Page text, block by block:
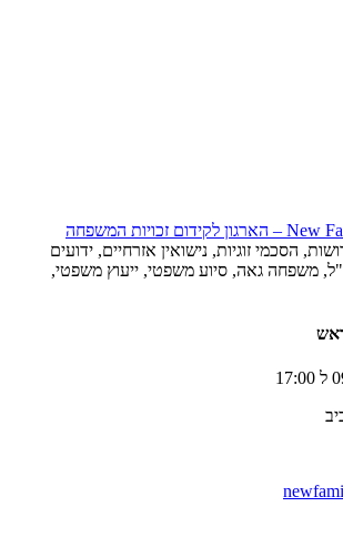
הסכמי זוגיות, נישואין אזרחיים, ידועים
משפחה גאה, סיוע משפטי, ייעוץ משפטי,